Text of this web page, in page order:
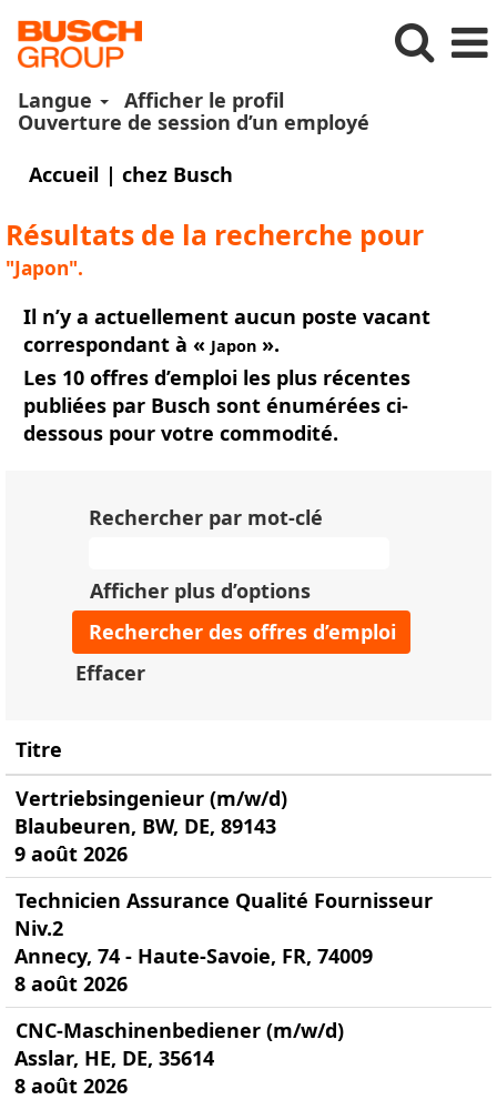
Langue
Afficher le profil
Ouverture de session d’un employé
Accueil | chez Busch
Résultats de la recherche pour
"Japon".
Il n’y a actuellement aucun poste vacant
correspondant à « Japon ».
Les 10 offres d’emploi les plus récentes
publiées par Busch sont énumérées ci-
dessous pour votre commodité.
Rechercher par mot-clé
Afficher plus d’options
Effacer
Titre
Vertriebsingenieur (m/w/d)
Blaubeuren, BW, DE, 89143
9 août 2026
Technicien Assurance Qualité Fournisseur
Niv.2
Annecy, 74 - Haute-Savoie, FR, 74009
8 août 2026
CNC-Maschinenbediener (m/w/d)
Asslar, HE, DE, 35614
8 août 2026